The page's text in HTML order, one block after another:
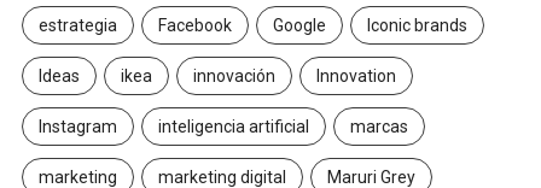
estrategia Facebook Google Iconic brands
Ideas ikea innovación Innovation
Instagram inteligencia artificial marcas
marketing marketing digital Maruri Grey